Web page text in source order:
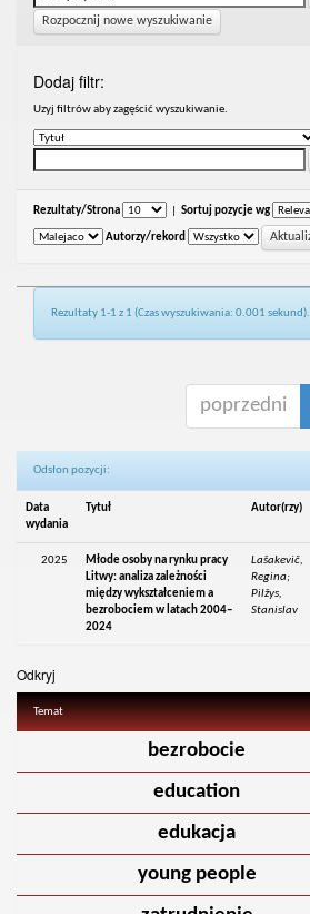
Rozpocznij nowe wyszukiwanie
Dodaj filtr:
Uzyj filtrów aby zagęścić wyszukiwanie.
Rezultaty/Strona Sortuj pozycje wg
Autorzy/rekord
Rezultaty 1-1 z 1 (Czas wyszukiwania: 0.001 sekund).
poprzedni
Odsłon pozycji:
Data
wydania
Tytuł Autor(rzy)
2025
Młode osoby na rynku pracy
Litwy: analiza zależności
między wykształceniem a
bezrobociem w latach 2004–
2024
Lašakevič,
Regina;
Pilžys,
Stanislav
Odkryj
Temat
bezrobocie
education
edukacja
young people